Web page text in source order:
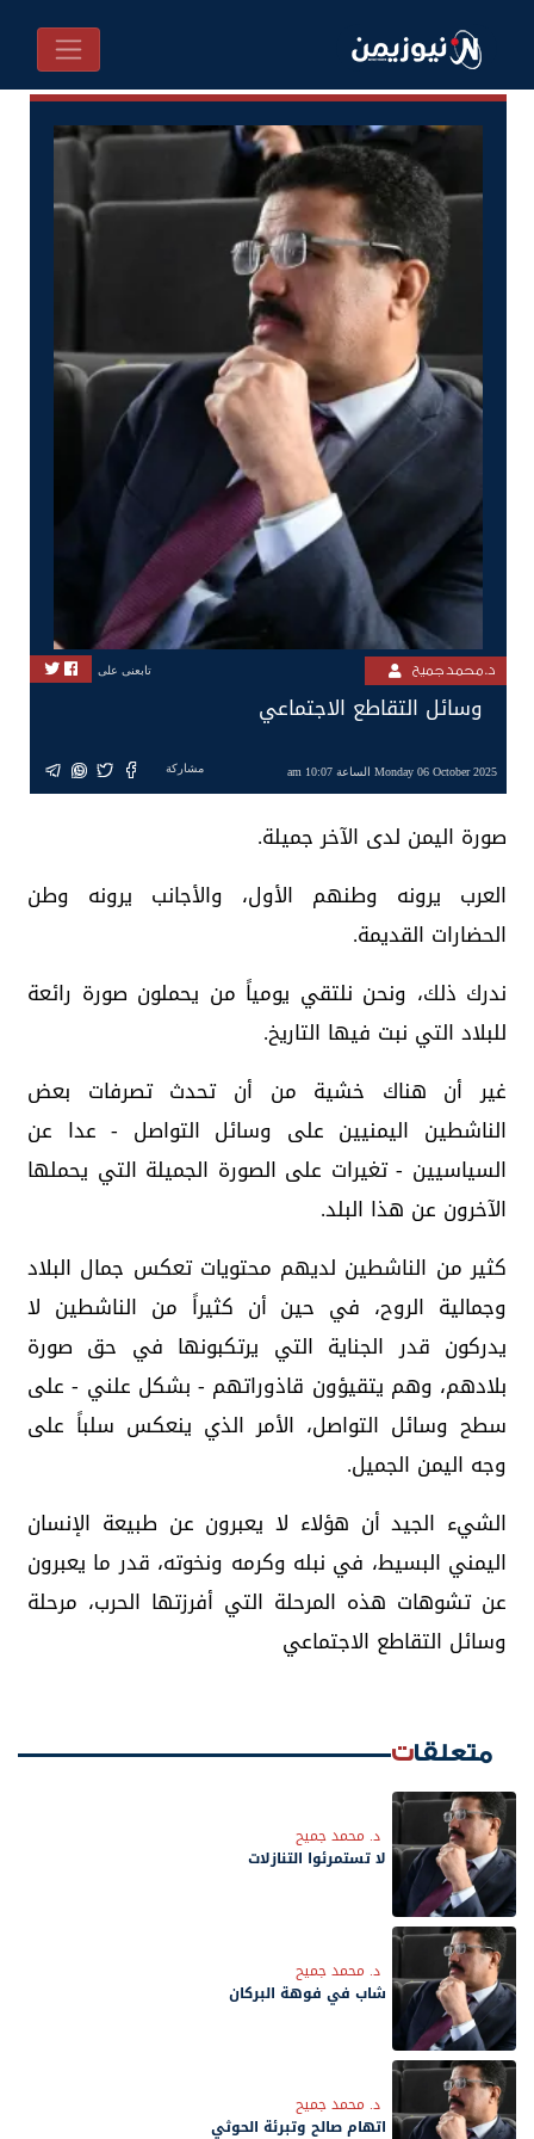
د. محمد جميح تابعنى على
وسائل التقاطع الاجتماعي
Monday 06 October 2025 الساعة 10:07 am مشاركة
صورة اليمن لدى الآخر جميلة.
العرب يرونه وطنهم الأول، والأجانب يرونه وطن
الحضارات القديمة.
ندرك ذلك، ونحن نلتقي يومياً من يحملون صورة رائعة
للبلاد التي نبت فيها التاريخ.
غير أن هناك خشية من أن تحدث تصرفات بعض
الناشطين اليمنيين على وسائل التواصل - عدا عن
السياسيين - تغيرات على الصورة الجميلة التي يحملها
الآخرون عن هذا البلد.
كثير من الناشطين لديهم محتويات تعكس جمال البلاد
وجمالية الروح، في حين أن كثيراً من الناشطين لا
يدركون قدر الجناية التي يرتكبونها في حق صورة
بلادهم، وهم يتقيؤون قاذوراتهم - بشكل علني - على
سطح وسائل التواصل، الأمر الذي ينعكس سلباً على
وجه اليمن الجميل.
الشيء الجيد أن هؤلاء لا يعبرون عن طبيعة الإنسان
اليمني البسيط، في نبله وكرمه ونخوته، قدر ما يعبرون
عن تشوهات هذه المرحلة التي أفرزتها الحرب، مرحلة
وسائل التقاطع الاجتماعي
متعلقات
د. محمد جميح
لا تستمرئوا التنازلات
د. محمد جميح
شاب في فوهة البركان
د. محمد جميح
اتهام صالح وتبرئة الحوثي